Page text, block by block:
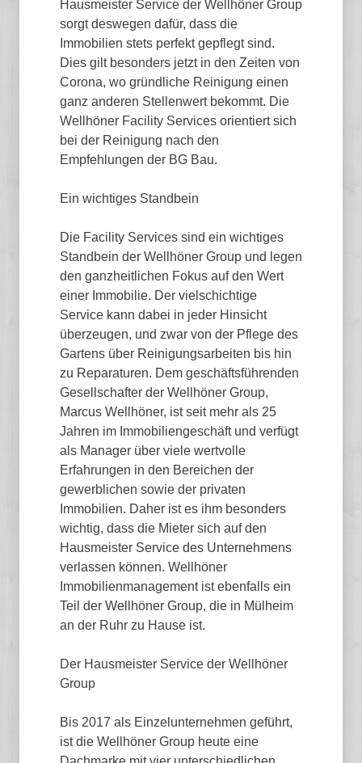
Hausmeister Service der Wellhöner Group
sorgt deswegen dafür, dass die
Immobilien stets perfekt gepflegt sind.
Dies gilt besonders jetzt in den Zeiten von
Corona, wo gründliche Reinigung einen
ganz anderen Stellenwert bekommt. Die
Wellhöner Facility Services orientiert sich
bei der Reinigung nach den
Empfehlungen der BG Bau.
Ein wichtiges Standbein
Die Facility Services sind ein wichtiges
Standbein der Wellhöner Group und legen
den ganzheitlichen Fokus auf den Wert
einer Immobilie. Der vielschichtige
Service kann dabei in jeder Hinsicht
überzeugen, und zwar von der Pflege des
Gartens über Reinigungsarbeiten bis hin
zu Reparaturen. Dem geschäftsführenden
Gesellschafter der Wellhöner Group,
Marcus Wellhöner, ist seit mehr als 25
Jahren im Immobiliengeschäft und verfügt
als Manager über viele wertvolle
Erfahrungen in den Bereichen der
gewerblichen sowie der privaten
Immobilien. Daher ist es ihm besonders
wichtig, dass die Mieter sich auf den
Hausmeister Service des Unternehmens
verlassen können. Wellhöner
Immobilienmanagement ist ebenfalls ein
Teil der Wellhöner Group, die in Mülheim
an der Ruhr zu Hause ist.
Der Hausmeister Service der Wellhöner
Group
Bis 2017 als Einzelunternehmen geführt,
ist die Wellhöner Group heute eine